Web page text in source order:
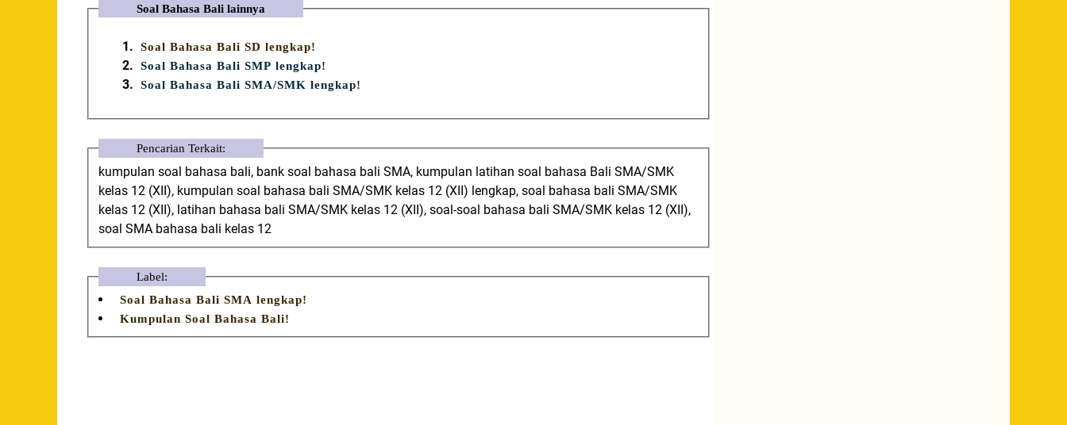
Soal Bahasa Bali lainnya
Soal Bahasa Bali SD lengkap!
Soal Bahasa Bali SMP lengkap!
Soal Bahasa Bali SMA/SMK lengkap!
Pencarian Terkait:
kumpulan soal bahasa bali, bank soal bahasa bali SMA, kumpulan latihan soal bahasa Bali SMA/SMK
kelas 12 (XII), kumpulan soal bahasa bali SMA/SMK kelas 12 (XII) lengkap, soal bahasa bali SMA/SMK
kelas 12 (XII), latihan bahasa bali SMA/SMK kelas 12 (XII), soal-soal bahasa bali SMA/SMK kelas 12 (XII),
soal SMA bahasa bali kelas 12
Label:
Soal Bahasa Bali SMA lengkap!
Kumpulan Soal Bahasa Bali!